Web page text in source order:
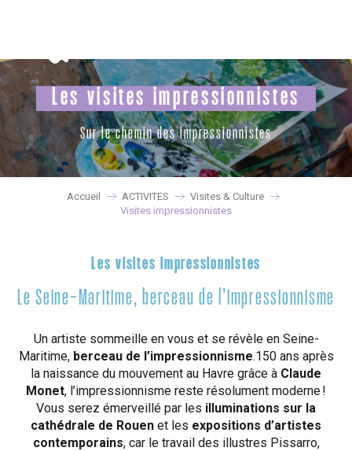
principal
Les visites impressionnistes
Sur le chemin des impressionnistes
Accueil ACTIVITES
Visites & Culture
Visites impressionnistes
Les visites impressionnistes
Le Seine-Maritime, berceau de l’impressionnisme
Un artiste sommeille en vous et se révèle en Seine-
Maritime, berceau de l’impressionnisme.150 ans après
la naissance du mouvement au Havre grâce à Claude
Monet, l’impressionnisme reste résolument moderne !
Vous serez émerveillé par les illuminations sur la
cathédrale de Rouen et les expositions d’artistes
contemporains, car le travail des illustres Pissarro,